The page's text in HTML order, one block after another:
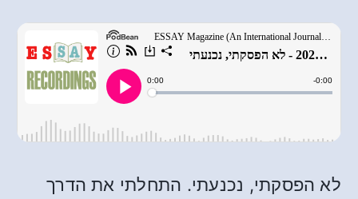
לא הפסקתי, נכנעתי. התחלתי את הדרך